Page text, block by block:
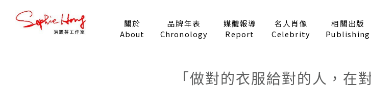
關於
About
品牌年表
Chronology
媒體報導
Report
名人肖像
Celebrity
相關出版
Publishing
「做對的衣服給對的人，在